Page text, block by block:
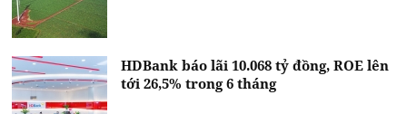
HDBank báo lãi 10.068 tỷ đồng, ROE lên
tới 26,5% trong 6 tháng